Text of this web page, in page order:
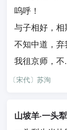
呜呼！
与子相好，相
不知中道，弃
我徂京师，不
〔宋代〕苏洵
山坡羊·一头